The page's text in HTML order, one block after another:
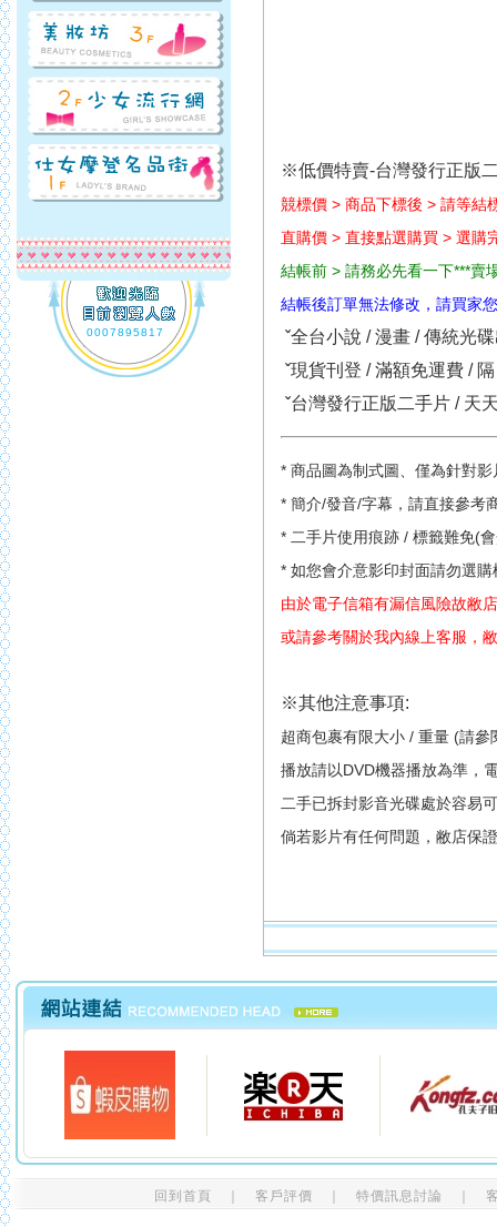
0007895817
※低價特賣-台灣發行正版
競標價 > 商品下標後 > 請等結
直購價 > 直接點選購買 > 選購
結帳前 > 請務必先看一下***賣
結帳後訂單無法修改，請買家
ˇ全台小說 / 漫畫 / 傳統光
ˇ現貨刊登 / 滿額免運費 /
ˇ台灣發行正版二手片 / 天
* 商品圖為制式圖、僅為針對
* 簡介/發音/字幕，請直接參考
* 二手片使用痕跡 / 標籤難免(
* 如您會介意影印封面請勿選
由於電子信箱有漏信風險故敝
或請參考關於我內線上客服，
※其他注意事項:
超商包裹有限大小 / 重量 (請
播放請以DVD機器播放為準，
二手已拆封影音光碟處於容易
倘若影片有任何問題，敝店保
回到首頁 客戶評價 特價訊息討論